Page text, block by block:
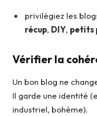
privilégiez les
récup, DIY, petits
Vérifier la
Un bon blog ne
Il garde une identité
industriel, bohème).